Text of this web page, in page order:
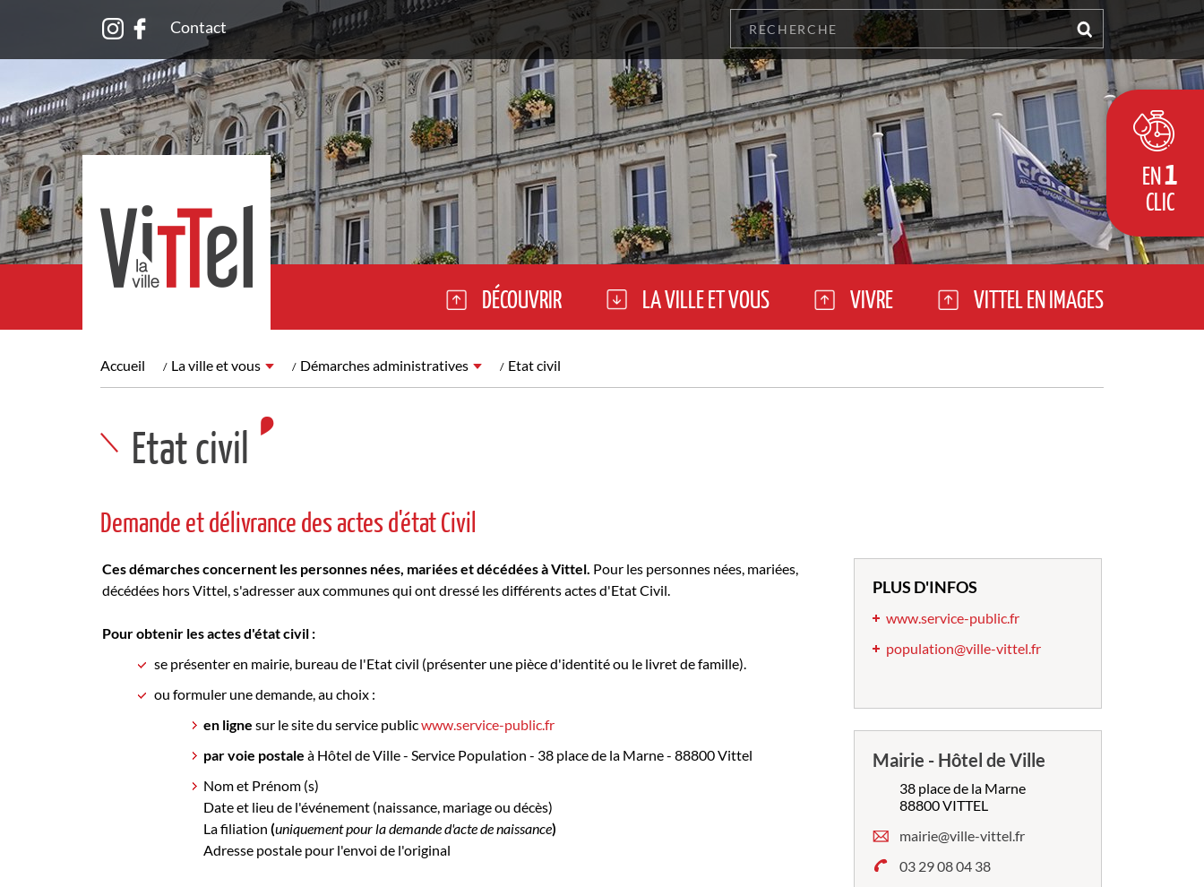
DÉCOUVRIR LA VILLE ET VOUS VIVRE VITTEL EN IMAGES
Contact
EN1
CLIC
Accueil La ville et vous Démarches administratives Etat civil
Etat civil
Demande et délivrance des actes d'état Civil
Ces démarches concernent les personnes nées, mariées et décédées à Vittel. Pour les personnes nées, mariées,
décédées hors Vittel, s'adresser aux communes qui ont dressé les différents actes d'Etat Civil.
Pour obtenir les actes d'état civil :
se présenter en mairie, bureau de l'Etat civil (présenter une pièce d'identité ou le livret de famille).
ou formuler une demande, au choix :
en ligne sur le site du service publicwww.service-public.fr
par voie postale à Hôtel de Ville - Service Population - 38 place de la Marne - 88800 Vittel
Nom et Prénom (s)
Date et lieu de l'événement (naissance, mariage ou décès)
La filiation (uniquement pour la demande d'acte de naissance)
Adresse postale pour l'envoi de l'original
PLUS D'INFOS
www.service-public.fr
population@ville-vittel.fr
Mairie - Hôtel de Ville
38 place de la Marne
88800 VITTEL
mairie@ville-vittel.fr
03 29 08 04 38